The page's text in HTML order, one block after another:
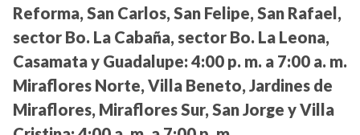
Reforma, San Carlos, San Felipe, San Rafael,
sector Bo. La Cabaña, sector Bo. La Leona,
Casamata y Guadalupe: 4:00 p. m. a 7:00 a. m.
Miraflores Norte, Villa Beneto, Jardines de
Miraflores, Miraflores Sur, San Jorge y Villa